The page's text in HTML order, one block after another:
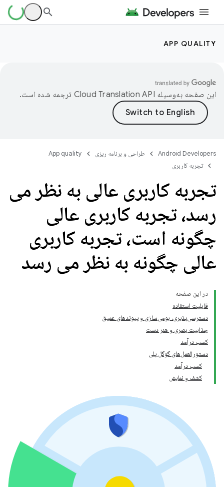
APP QUALITY
این صفحه به‌وسیله ترجمه شده است.
Android Developers طراحی و برنامه ریزی
App quality
تجربه کاربری
تجربه کاربری عالی به نظر می
رسد، تجربه کاربری عالی
چگونه است، تجربه کاربری
عالی چگونه به نظر می رسد
در این صفحه
قابلیت استفاده
دسترسی‌پذیری، بومی‌سازی و پیوندهای عمیق
جذابیت بصری و هنر دست
کسب درآمد
دستورالعمل‌های گوگل پلی
کسب درآمد
کشف و نمایش